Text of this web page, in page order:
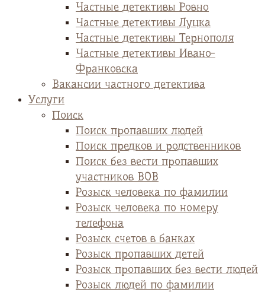
Частные детективы Ровно
Частные детективы Луцка
Частные детективы Тернополя
Частные детективы Ивано-
Франковска
Вакансии частного детектива
Услуги
Поиск
Поиск пропавших людей
Поиск предков и родственников
Поиск без вести пропавших
участников ВОВ
Розыск человека по фамилии
Розыск человека по номеру
телефона
Розыск счетов в банках
Розыск пропавших детей
Розыск пропавших без вести людей
Розыск людей по фамилии